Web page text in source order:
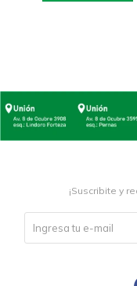
¡Suscribite y